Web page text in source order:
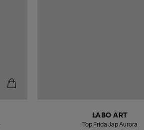
LABO ART
Top Frida Jap Aurora